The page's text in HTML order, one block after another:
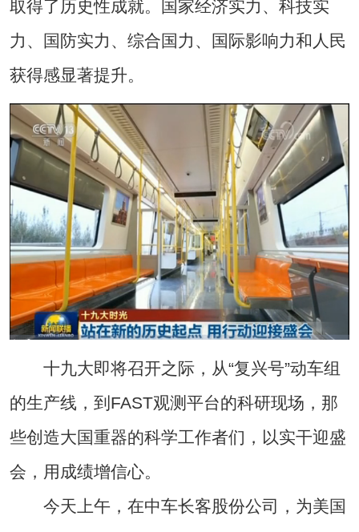
取得了历史性成就。国家经济实力、科技实
力、国防实力、综合国力、国际影响力和人民
获得感显著提升。
十九大即将召开之际，从“复兴号”动车组
的生产线，到FAST观测平台的科研现场，那
些创造大国重器的科学工作者们，以实干迎盛
会，用成绩增信心。
今天上午，在中车长客股份公司，为美国